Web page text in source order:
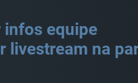
equipe
livestream na